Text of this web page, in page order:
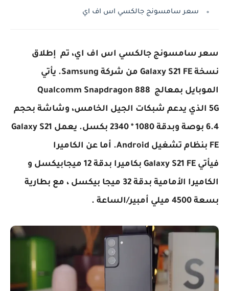
سعر سامسونج جالكسي اس اف اي
سعر سامسونج جالكسي اس اف اي، تم إطلاق
نسخة Galaxy S21 FE من شركة Samsung. يأتي
الموبايل بمعالج Qualcomm Snapdragon 888
5G الذي يدعم شبكات الجيل الخامس، وشاشة بحجم
6.4 بوصة وبدقة 1080 * 2340 بكسل. يعمل Galaxy S21
FE بنظام تشغيل Android. أما عن الكاميرا
فيأتي Galaxy S21 FE بكاميرا بدقة 12 ميجابيكسل و
الكاميرا الأمامية بدقة 32 ميجا بيكسل ، مع بطارية
بسعة 4500 ميلي أمبير/الساعة .